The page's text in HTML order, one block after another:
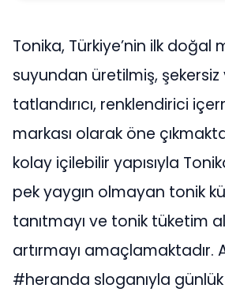
Tonika, Türkiye’nin ilk doğal
suyundan üretilmiş,
tatlandırıcı, renklendirici
markası olarak öne
kolay içilebilir yapısıyla
pek yaygın olmayan tonik
tanıtmayı ve tonik tüketim
artırmayı amaçlamaktadır.
#heranda sloganıyla